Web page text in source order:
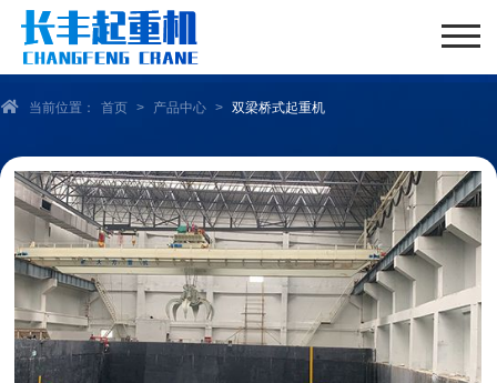
当前位置： 首页 > 产品中心 > 双梁桥式起重机